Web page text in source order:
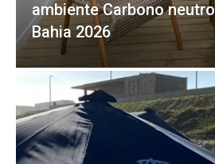
ambiente Carbono
Bahia 2026